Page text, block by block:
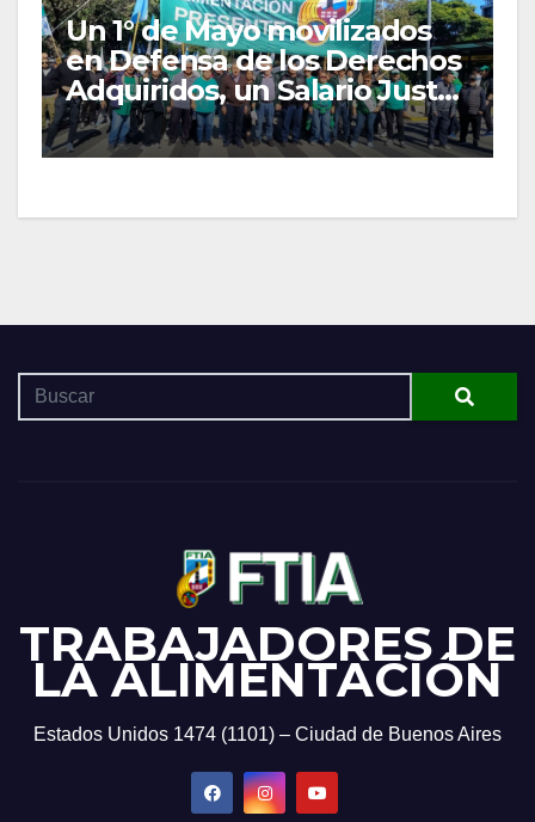
Un 1° de Mayo movilizados
en Defensa de los Derechos
Adquiridos, un Salario Justo
y las Organizaciones
Gremiales
TRABAJADORES DE
LA ALIMENTACIÓN
Estados Unidos 1474 (1101) – Ciudad de Buenos Aires